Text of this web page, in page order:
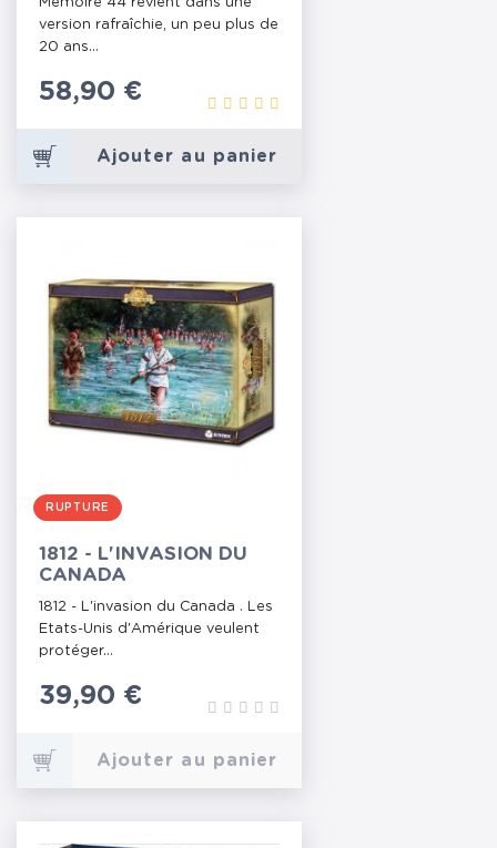
version rafraîchie, un peu plus de
20 ans...
Prix
58,90 €
Ajouter au panier
RUPTURE
1812 - L'INVASION DU
CANADA
1812 - L'invasion du Canada . Les
Etats-Unis d'Amérique veulent
protéger...
Prix
39,90 €
Ajouter au panier